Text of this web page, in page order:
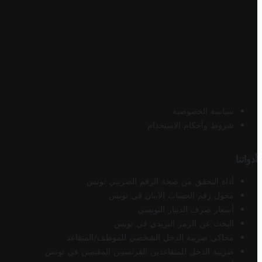
سياسة الخصوصية
شروط وأحكام الاستخدام
أدواتنا
أداة التحقق من صحة الرقم الضريبي تونس
محول رقم الحساب الآيبان في تونس
أسعار صرف الدينار التونسي
البحث عن الرمز البريدي في تونس
محاكي ضريبة الدخل الشخصي للموظف/المتقاعد
ضريبة الدخل للمتقاعدين الفرنسيين المقيمين في تونس